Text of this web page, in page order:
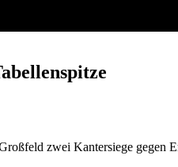
zwei Kantersiege gegen